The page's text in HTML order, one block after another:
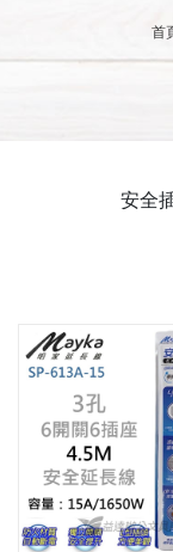
首
安全